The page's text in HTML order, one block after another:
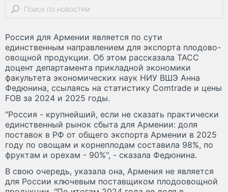
Россия для Армении является по сути
единственным направлением для экспорта плодово-
овощной продукции. Об этом рассказала ТАСС
доцент департамента прикладной экономики
факультета экономических наук НИУ ВШЭ Анна
Федюнина, ссылаясь на статистику Comtrade и цены
FOB за 2024 и 2025 годы.
"Россия - крупнейший, если не сказать практически
единственный рынок сбыта для Армении: доля
поставок в РФ от общего экспорта Армении в 2025
году по овощам и корнеплодам составила 98%, по
фруктам и орехам - 90%", - сказала Федюнина.
В свою очередь, указала она, Армения не является
для России ключевым поставщиком плодоовощной